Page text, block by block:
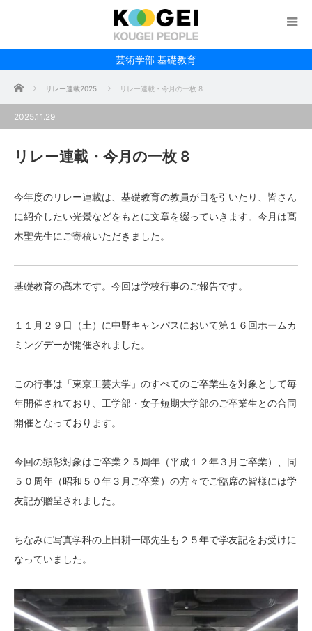
芸術学部 基礎教育
ホーム リレー連載2025 リレー連載・今月の一枚 8
2025.11.29
リレー連載・今月の一枚 8
今年度のリレー連載は、基礎教育の教員が目を引いたり、皆さん
に紹介したい光景などをもとに文章を綴っていきます。今月は髙
木聖先生にご寄稿いただきました。
基礎教育の髙木です。今回は学校行事のご報告です。
１１月２９日（土）に中野キャンパスにおいて第１６回ホームカ
ミングデーが開催されました。
この行事は「東京工芸大学」のすべてのご卒業生を対象として毎
年開催されており、工学部・女子短期大学部のご卒業生との合同
開催となっております。
今回の顕彰対象はご卒業２５周年（平成１２年３月ご卒業）、同
５０周年（昭和５０年３月ご卒業）の方々でご臨席の皆様には学
友記が贈呈されました。
ちなみに写真学科の上田耕一郎先生も２５年で学友記をお受けに
なっていました。